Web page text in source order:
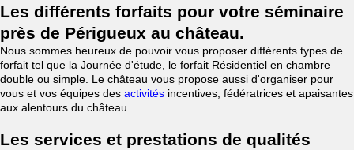
Les différents forfaits pour votre séminaire
près de Périgueux au château.
Nous sommes heureux de pouvoir vous proposer différents types de
forfait tel que la Journée d'étude, le forfait Résidentiel en chambre
double ou simple. Le château vous propose aussi d'organiser pour
vous et vos équipes des activités incentives, fédératrices et apaisantes
aux alentours du château.
Les services et prestations de qualités